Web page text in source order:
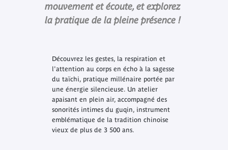
mouvement et écoute, et explorez
la pratique de la pleine présence !
Découvrez les gestes, la respiration et
l'attention au corps en écho à la sagesse
du taïchi, pratique millénaire portée par
une énergie silencieuse. Un atelier
apaisant en plein air, accompagné des
sonorités intimes du guqin, instrument
emblématique de la tradition chinoise
vieux de plus de 3 500 ans.